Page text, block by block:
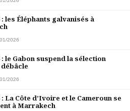
: les Éléphants galvanisés à
2026
: le Gabon suspend la sélection
2026
: La Côte d’Ivoire et le Cameroun se
à Marrakech